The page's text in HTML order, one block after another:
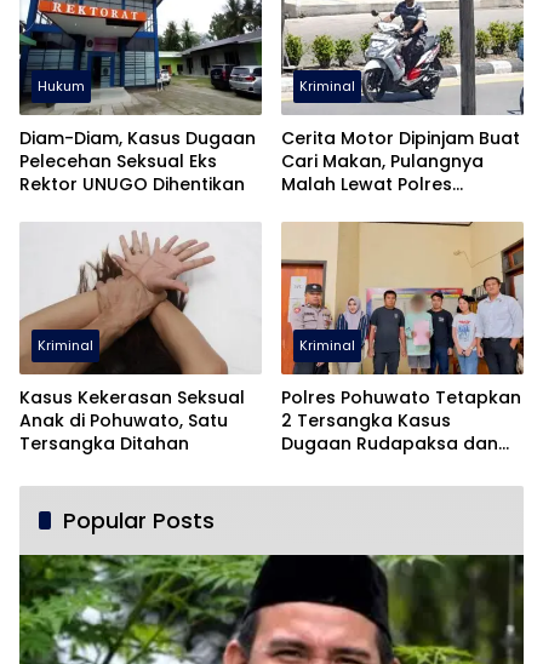
Hukum
Diam-Diam, Kasus Dugaan
Pelecehan Seksual Eks
Rektor UNUGO Dihentikan
Kriminal
Cerita Motor Dipinjam Buat
Cari Makan, Pulangnya
Malah Lewat Polres
Kriminal
Kasus Kekerasan Seksual
Anak di Pohuwato, Satu
Tersangka Ditahan
Kriminal
Polres Pohuwato Tetapkan
2 Tersangka Kasus
Dugaan Rudapaksa dan
Popular Posts